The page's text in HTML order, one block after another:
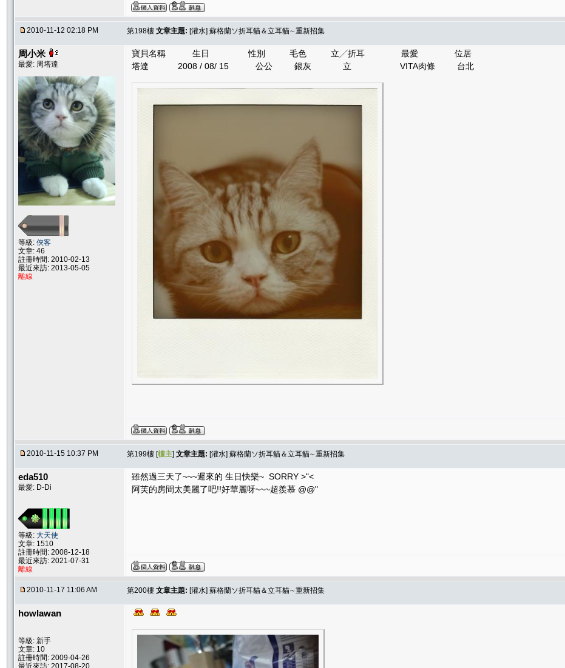
2010-11-12 02:18 PM 第198樓 文章主題: [灌水] 蘇格蘭ソ折耳貓＆立耳貓∼重新招集
周小米
最愛: 周塔達
等級: 俠客
文章: 46
註冊時間: 2010-02-13
最近來訪: 2013-05-05
離線
寶貝名稱 生日 性別 毛色 立╱折耳 最愛 位居
塔達 2008 / 08/ 15 公公 銀灰 立 VITA肉條 台北
2010-11-15 10:37 PM 第199樓 [樓主] 文章主題: [灌水] 蘇格蘭ソ折耳貓＆立耳貓∼重新招集
eda510
最愛: D-Di
等級: 大天使
文章: 1510
註冊時間: 2008-12-18
最近來訪: 2021-07-31
離線
雖然過三天了~~~遲來的 生日快樂~ SORRY >"<
阿芙的房間太美麗了吧!!好華麗呀~~~超羨慕 @@"
2010-11-17 11:06 AM 第200樓 文章主題: [灌水] 蘇格蘭ソ折耳貓＆立耳貓∼重新招集
howlawan
等級: 新手
文章: 10
註冊時間: 2009-04-26
最近來訪: 2017-08-20